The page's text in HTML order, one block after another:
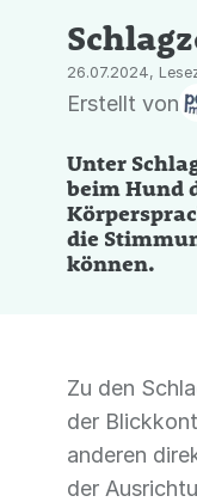
26.07.2024,
Erstellt von
Unter
beim Hund
die
können.
Zu den
der
anderen
der